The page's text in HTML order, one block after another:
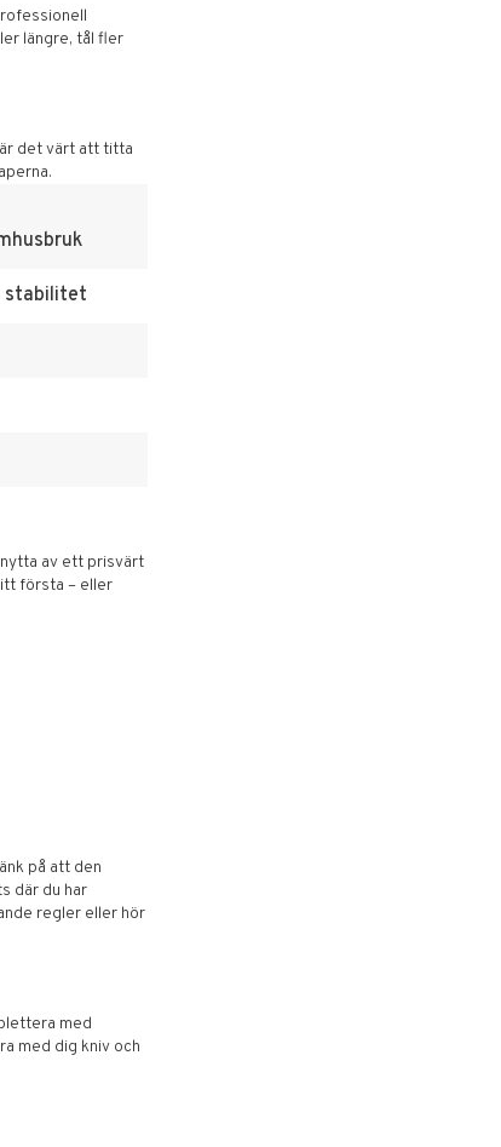
längre, tål fler
det värt att titta
stabilitet
av ett prisvärt
första – eller
på att den
där du har
regler eller hör
med
med dig kniv och